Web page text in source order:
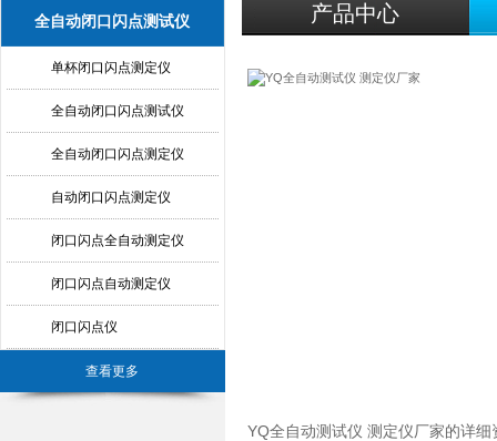
全自动闭口闪点测试仪
单杯闭口闪点测定仪
全自动闭口闪点测试仪
全自动闭口闪点测定仪
自动闭口闪点测定仪
闭口闪点全自动测定仪
闭口闪点自动测定仪
闭口闪点仪
查看更多
产品中心
YQ全自动测试仪 测定仪厂家的详细